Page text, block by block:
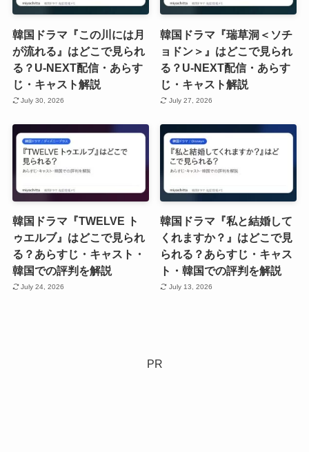
韓国ドラマ『この川には月
が流れる』はどこで見られ
る？U-NEXT配信・あらす
じ・キャスト解説
July 30, 2026
韓国ドラマ『瑞草洞＜ソチ
ョドン＞』はどこで見られ
る？U-NEXT配信・あらす
じ・キャスト解説
July 27, 2026
韓国ドラマ『TWELVE ト
ゥエルブ』はどこで見られ
る？あらすじ・キャスト・
韓国での評判を解説
July 24, 2026
韓国ドラマ『私と結婚して
くれますか？』はどこで見
られる？あらすじ・キャス
ト・韓国での評判を解説
July 13, 2026
PR